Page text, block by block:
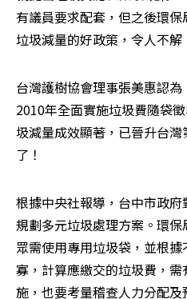
有議員要求配套，但之後環
垃圾減量的好政策，令人不解
台灣護樹協會理事張美惠認
2010年全面實施垃圾費隨袋
圾減量成效顯著，已晉升台
了！
根據中央社報導，台中市政
規劃多元垃圾處理方案。環
眾需使用專用垃圾袋，並根
寡，計算應繳交的垃圾費，
施，也要考量稽查人力分配